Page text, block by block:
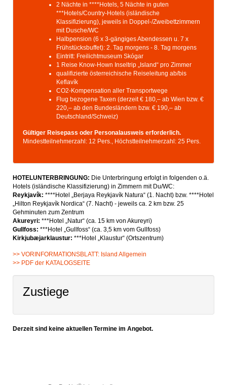
2 Nächte in ****Hotels, 5 Nächte in guten
***Hotels/Country-Hotels (isländische
Klassifizierung), jeweils in Doppel-/Zweibettzimmern
mit Dusche/WC
Halbpension (6 x 3-gängiges Abendessen u. 7 x
Frühstücksbuffet): 2. Tag morgens - 8. Tag morgens
Eintritt: Freilichtmuseum Skógar
1 Reise Know-Hown Inseltrip „Island“ pro Zimmer
qualifizierte österreichische Reiseleitung ab/bis
Keflavík
CO2-Kompensation aller Transportwege
Flug bezogene Taxen (derzeit € 180,– ab Wien bzw. €
220,– ab den Bundesländern bzw. € 190,– ab
Deutschland/Schweiz)
Gültiger Reisepass oder Personalausweis erforderlich.
Mindestteilnehmerzahl: 12 Pers., Höchstteilnehmerzahl: 25 Pers.
HOTELUNTERBRINGUNG: Die Unterbringung erfolgt in folgenden o.ä.
Hotels (isländische Klassifizierung) in Zimmern mit Du/WC:
Reykjavík: ****Hotel „Berjaya Reykjavík Natura“ (1. Nacht) bzw. ****Hotel
„Hilton Reykjavík Nordica“ (7. Nacht) - jeweils ca. 2 km bzw. 25
Gehminuten zum Zentrum
Akureyri: ***Hotel „Natur“ (ca. 15 km von Akureyri)
Gullfoss: ***Hotel „Gullfoss“ (ca. 3,5 km vom Gullfoss)
Kirkjubæjarklaustur: ***Hotel „Klaustur“ (Ortszentrum)
>> VORINFORMATIONSBLATT: Island Allgemein
>> PDF der KATALOGSEITE
Zustiege
Derzeit sind keine aktuellen Termine im Angebot.